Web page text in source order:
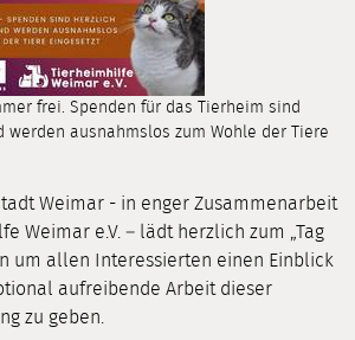
frei. Spenden für das Tierheim sind
ausnahmslos zum Wohle der Tiere
Weimar - in enger Zusammenarbeit
Weimar e.V. – lädt herzlich zum „Tag
um allen Interessierten einen Einblick
aufreibende Arbeit dieser
zu geben.